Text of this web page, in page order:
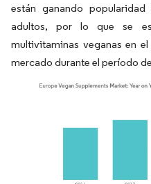
están ganando
adultos, por lo que se
multivitaminas veganas en
mercado durante el período